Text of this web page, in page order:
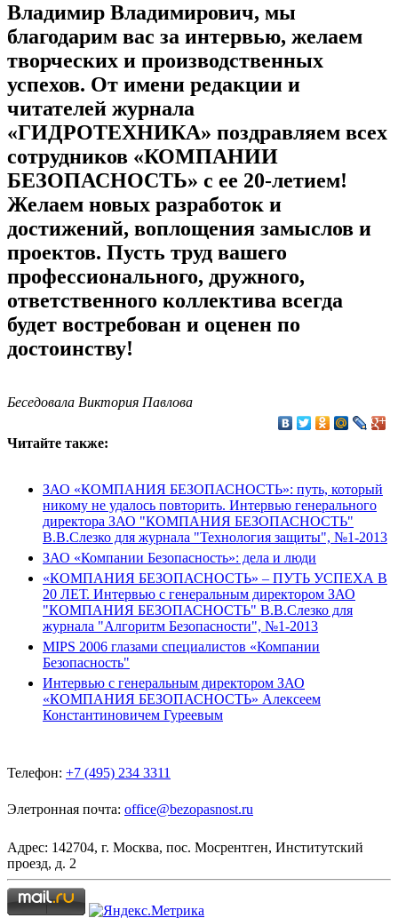
Владимир Владимирович, мы
благодарим вас за интервью, желаем
творческих и производственных
успехов. От имени редакции и
читателей журнала
«ГИДРОТЕХНИКА» поздравляем всех
сотрудников «КОМПАНИИ
БЕЗОПАСНОСТЬ» с ее 20-летием!
Желаем новых разработок и
достижений, воплощения замыслов и
проектов. Пусть труд вашего
профессионального, дружного,
ответственного коллектива всегда
будет востребован и оценен по
достоинству!
Беседовала Виктория Павлова
Читайте также:
ЗАО «КОМПАНИЯ БЕЗОПАСНОСТЬ»: путь, который
никому не удалось повторить. Интервью генерального
директора ЗАО "КОМПАНИЯ БЕЗОПАСНОСТЬ"
В.В.Слезко для журнала "Технология защиты", №1-2013
ЗАО «Компании Безопасность»: дела и люди
«КОМПАНИЯ БЕЗОПАСНОСТЬ» – ПУТЬ УСПЕХА В
20 ЛЕТ. Интервью с генеральным директором ЗАО
"КОМПАНИЯ БЕЗОПАСНОСТЬ" В.В.Слезко для
журнала "Алгоритм Безопасности", №1-2013
MIPS 2006 глазами специалистов «Компании
Безопасность"
Интервью с генеральным директором ЗАО
«КОМПАНИЯ БЕЗОПАСНОСТЬ» Алексеем
Константиновичем Гуреевым
Телефон: +7 (495) 234 3311
Элетронная почта: office@bezopasnost.ru
Адрес: 142704, г. Москва, пос. Мосрентген, Институтский
проезд, д. 2